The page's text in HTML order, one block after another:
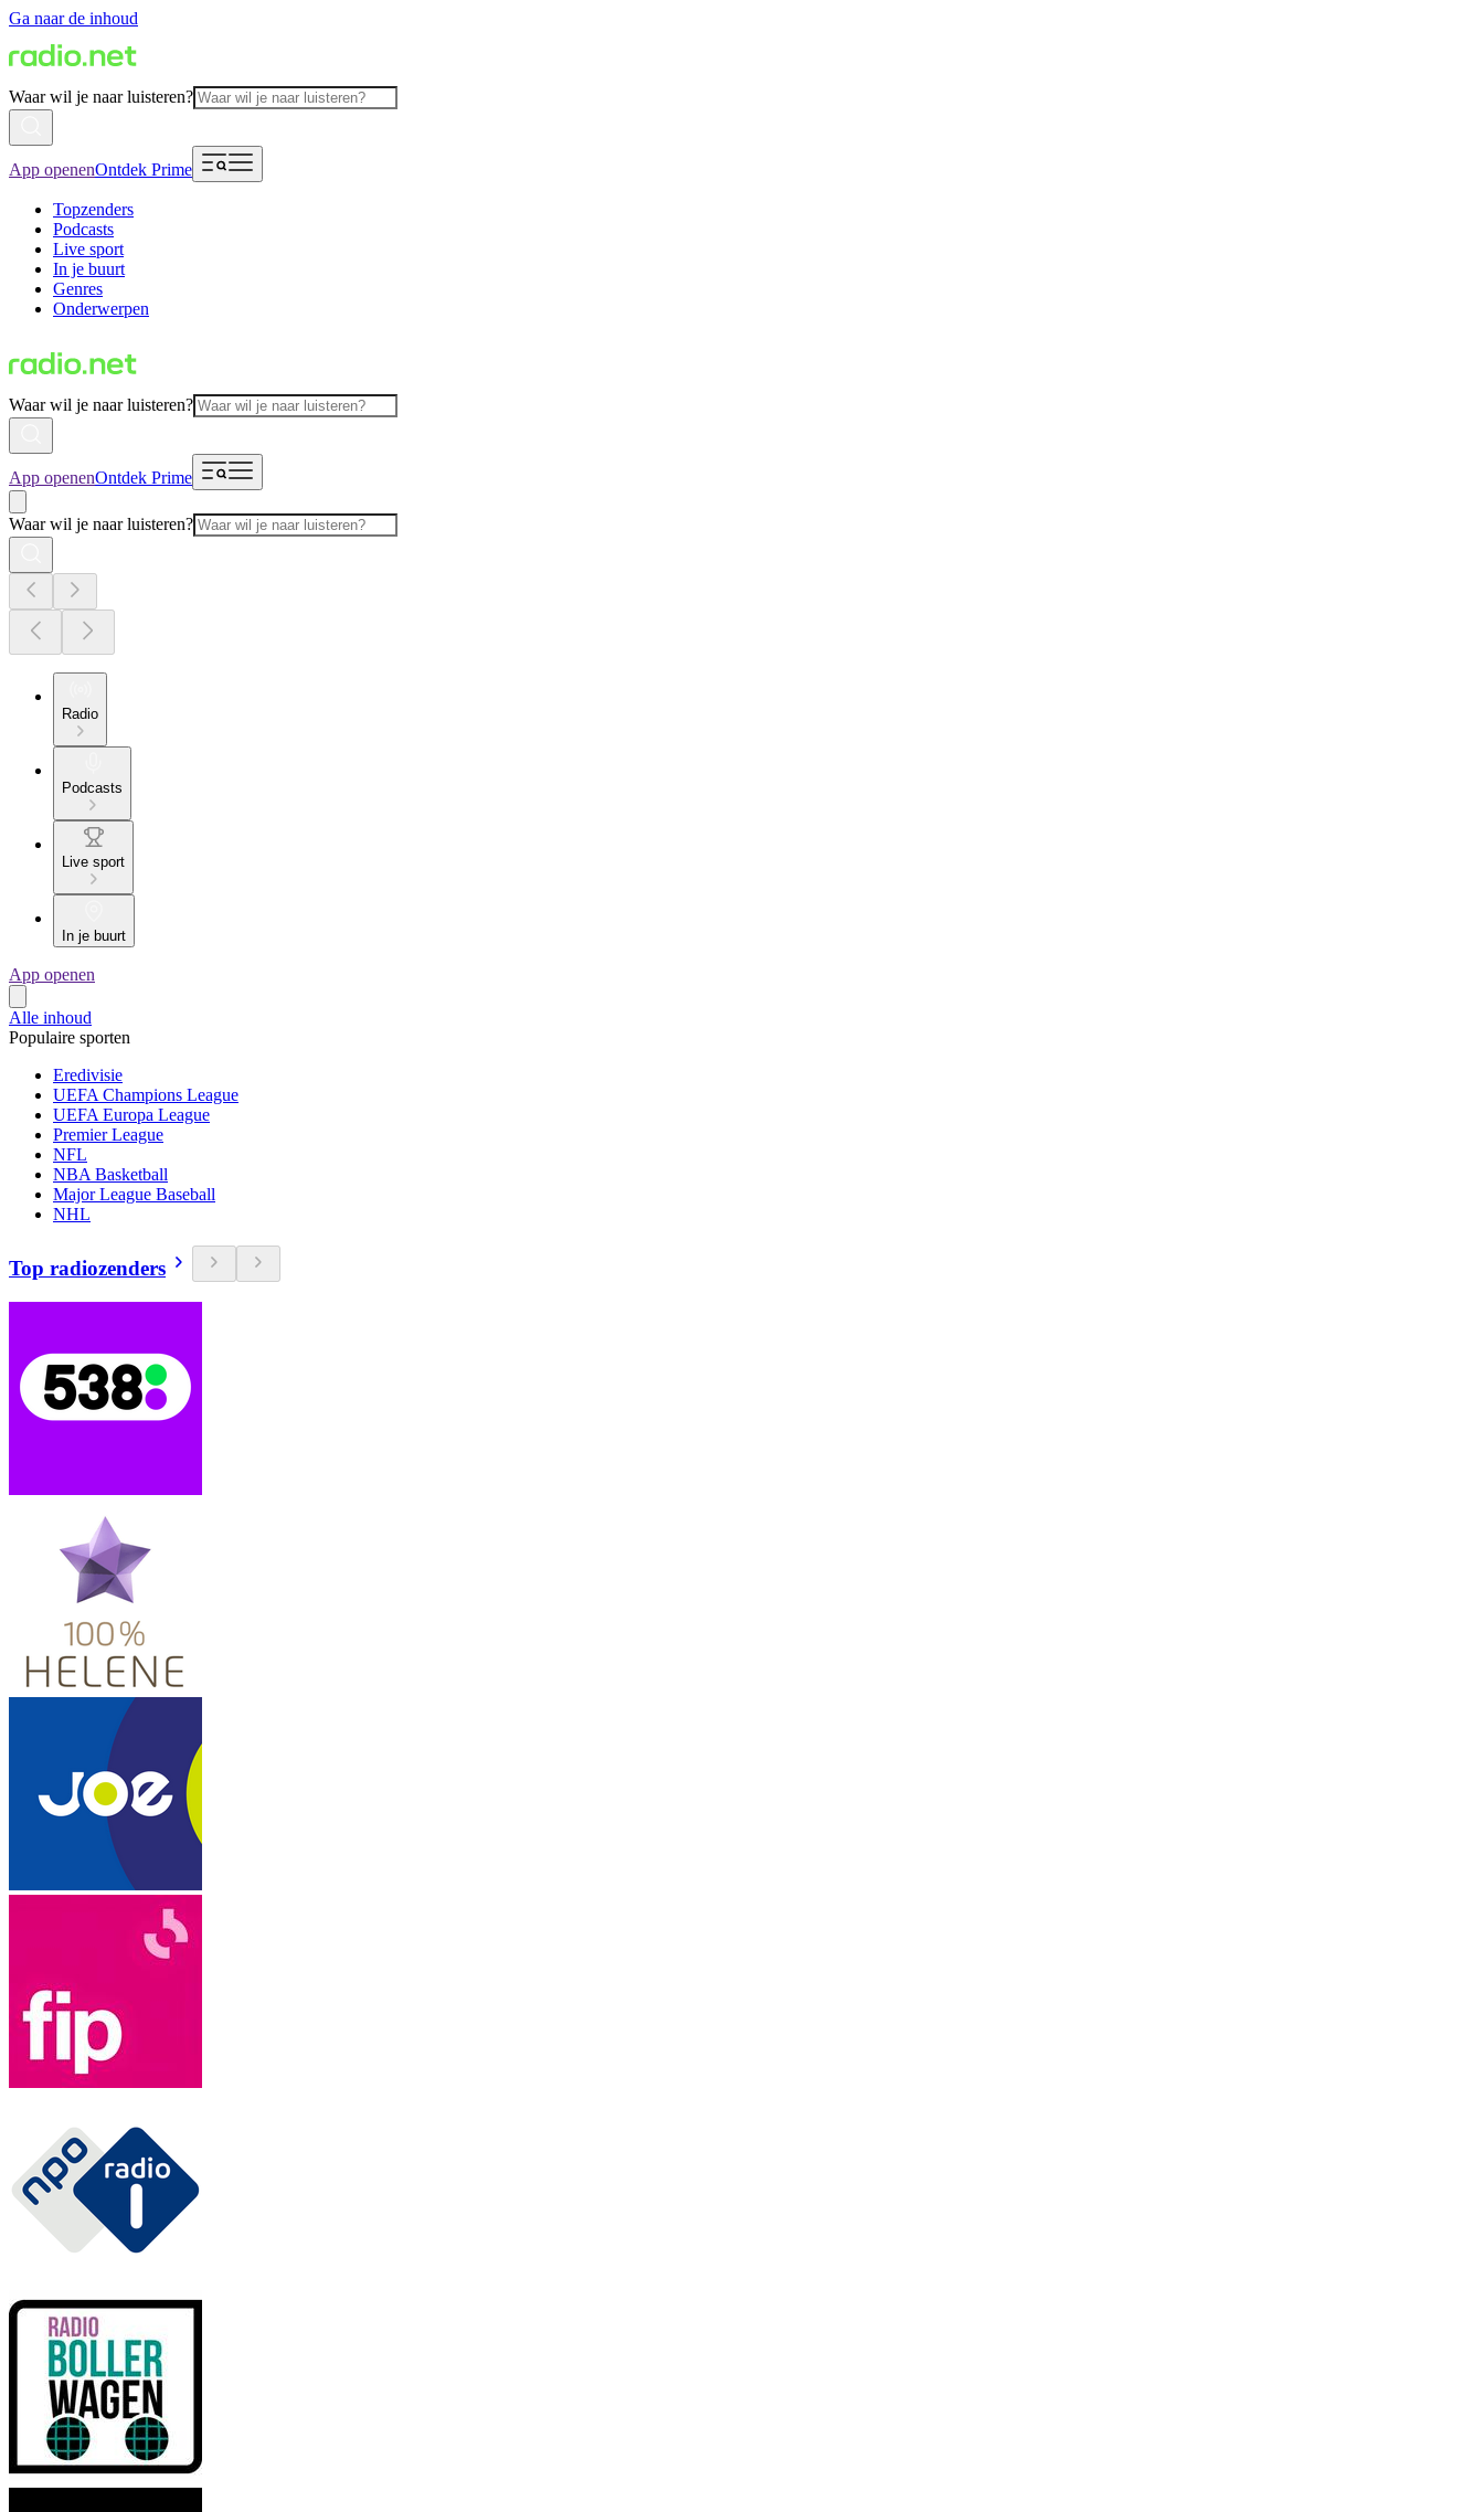
Ga naar de inhoud
Waar wil je naar luisteren?
App openenOntdek Prime
Topzenders
Podcasts
Live sport
In je buurt
Genres
Onderwerpen
Waar wil je naar luisteren?
App openenOntdek Prime
Waar wil je naar luisteren?
Radio
Podcasts
Live sport
In je buurt
App openen
Alle inhoud
Populaire sporten
Eredivisie
UEFA Champions League
UEFA Europa League
Premier League
NFL
NBA Basketball
Major League Baseball
NHL
Top radiozenders